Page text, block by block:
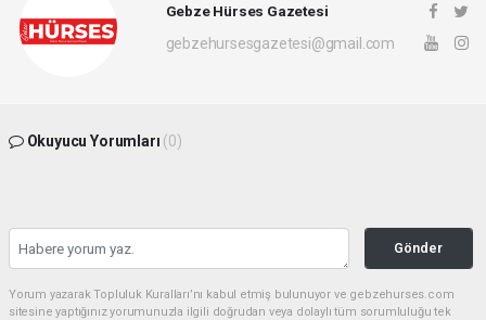
Gebze Hürses Gazetesi
gebzehursesgazetesi@gmail.com
Okuyucu Yorumları (0)
Gönder
Yorum yazarak Topluluk Kuralları’nı kabul etmiş bulunuyor ve gebzehurses.com
sitesine yaptığınız yorumunuzla ilgili doğrudan veya dolaylı tüm sorumluluğu tek